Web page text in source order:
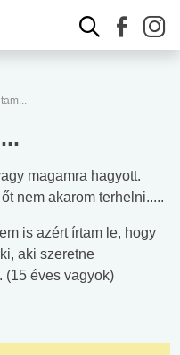
magamra hagyott.
nem akarom terhelni.....
is azért írtam le, hogy
aki szeretne
(15 éves vagyok)